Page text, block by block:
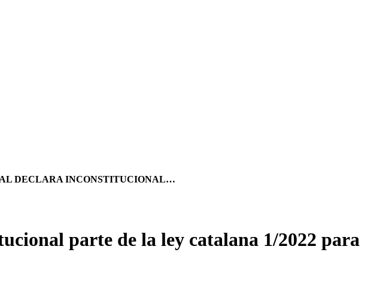
DECLARA INCONSTITUCIONAL…
parte de la ley catalana 1/2022 para